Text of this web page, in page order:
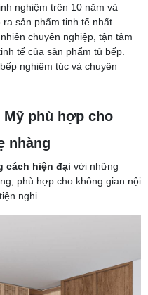
nghiệm trên 10 năm và
sản phẩm tinh tế nhất.
chuyên nghiệp, tận tâm
tế của sản phẩm tủ bếp.
nghiêm túc và chuyên
phù hợp cho
nhàng
cách hiện đại với những
phù hợp cho không gian nội
nghi.